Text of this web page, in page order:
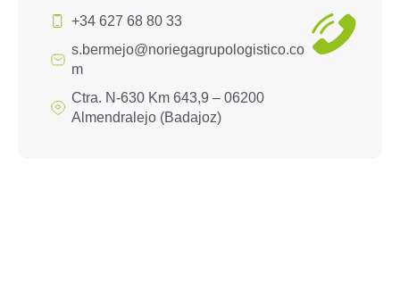
+34 627 68 80 33
s.bermejo@noriegagrupologistico.co
m
Ctra. N-630 Km 643,9 – 06200
Almendralejo (Badajoz)